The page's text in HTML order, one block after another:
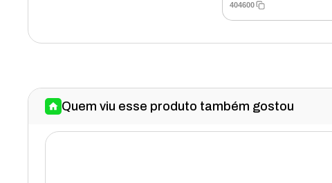
404600
Quem viu esse produto também gostou